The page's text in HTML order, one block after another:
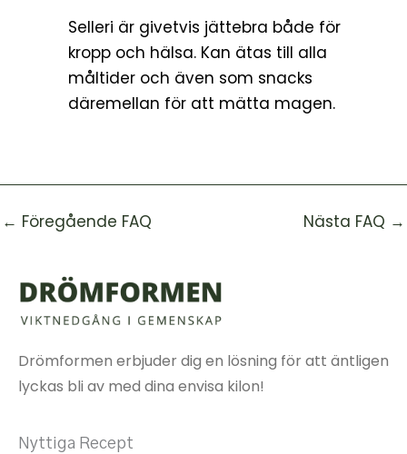
Selleri är givetvis jättebra både för
kropp och hälsa. Kan ätas till alla
måltider och även som snacks
däremellan för att mätta magen.
← Föregående FAQ Nästa FAQ →
Drömformen erbjuder dig en lösning för att äntligen
lyckas bli av med dina envisa kilon!
Nyttiga Recept